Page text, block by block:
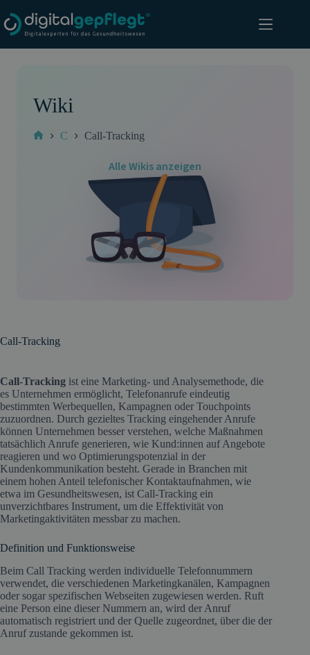
Inhalt
springen
Wiki
C Call-Tracking
Alle Wikis anzeigen
Call-Tracking
Call-Tracking ist eine Marketing- und Analysemethode, die
es Unternehmen ermöglicht, Telefonanrufe eindeutig
bestimmten Werbequellen, Kampagnen oder Touchpoints
zuzuordnen. Durch gezieltes Tracking eingehender Anrufe
können Unternehmen besser verstehen, welche Maßnahmen
tatsächlich Anrufe generieren, wie Kund:innen auf Angebote
reagieren und wo Optimierungspotenzial in der
Kundenkommunikation besteht. Gerade in Branchen mit
einem hohen Anteil telefonischer Kontaktaufnahmen, wie
etwa im Gesundheitswesen, ist Call-Tracking ein
unverzichtbares Instrument, um die Effektivität von
Marketingaktivitäten messbar zu machen.
Definition und Funktionsweise
Beim Call Tracking werden individuelle Telefonnummern
verwendet, die verschiedenen Marketingkanälen, Kampagnen
oder sogar spezifischen Webseiten zugewiesen werden. Ruft
eine Person eine dieser Nummern an, wird der Anruf
automatisch registriert und der Quelle zugeordnet, über die der
Anruf zustande gekommen ist.